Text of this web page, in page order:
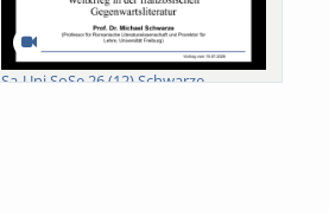
Sa-Uni SoSe 26 (12) Schwarze